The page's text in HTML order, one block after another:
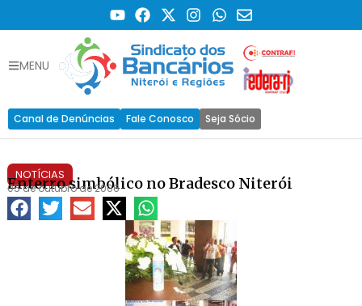
MENU
Canal de Denúncias Fale Conosco Seja Sócio
NOTÍCIAS
Enterro simbólico no Bradesco Niterói
05 de outubro de 2006